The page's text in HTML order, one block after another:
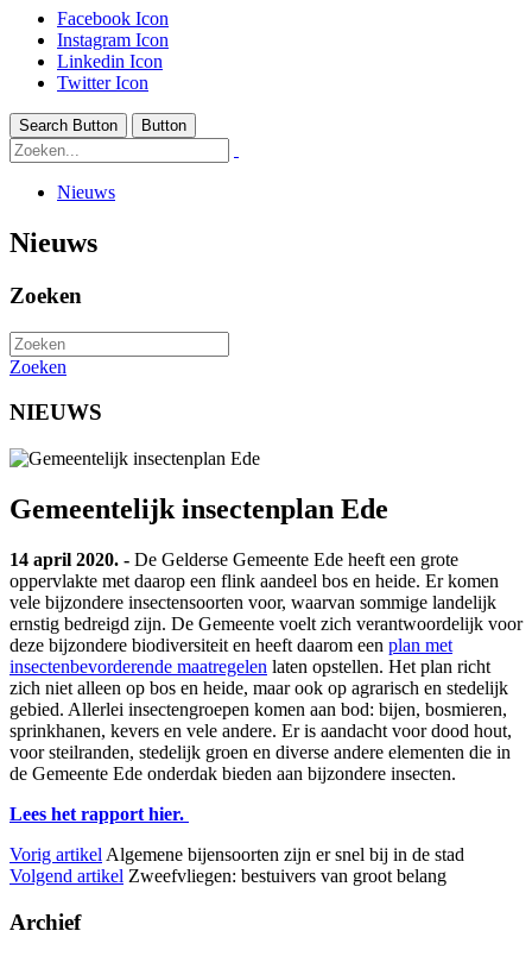
Facebook Icon
Instagram Icon
Linkedin Icon
Twitter Icon
Search Button Button
Nieuws
Nieuws
Zoeken
Zoeken
NIEUWS
Gemeentelijk insectenplan Ede
14 april 2020. - De Gelderse Gemeente Ede heeft een grote
oppervlakte met daarop een flink aandeel bos en heide. Er komen
vele bijzondere insectensoorten voor, waarvan sommige landelijk
ernstig bedreigd zijn. De Gemeente voelt zich verantwoordelijk voor
deze bijzondere biodiversiteit en heeft daarom een plan met
insectenbevorderende maatregelen laten opstellen. Het plan richt
zich niet alleen op bos en heide, maar ook op agrarisch en stedelijk
gebied. Allerlei insectengroepen komen aan bod: bijen, bosmieren,
sprinkhanen, kevers en vele andere. Er is aandacht voor dood hout,
voor steilranden, stedelijk groen en diverse andere elementen die in
de Gemeente Ede onderdak bieden aan bijzondere insecten.
Lees het rapport hier.
Vorig artikel Algemene bijensoorten zijn er snel bij in de stad
Volgend artikel Zweefvliegen: bestuivers van groot belang
Archief